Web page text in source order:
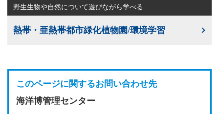
野生生物や自然について遊びながら学べる
熱帯・亜熱帯都市緑化植物園/環境学習
このページに関するお問い合わせ先
海洋博管理センター